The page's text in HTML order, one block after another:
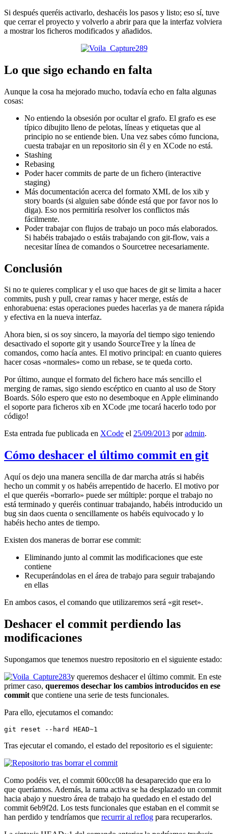
Si después queréis activarlo, deshacéis los pasos y listo; eso sí, tuve
que cerrar el proyecto y volverlo a abrir para que la interfaz volviera
a mostrar los ficheros modificados y añadidos.
Lo que sigo echando en falta
Aunque la cosa ha mejorado mucho, todavía echo en falta algunas
cosas:
No entiendo la obsesión por ocultar el grafo. El grafo es ese
típico dibujito lleno de pelotas, líneas y etiquetas que al
principio no se entiende bien. Una vez sabes cómo funciona,
cuesta trabajar en un repositorio sin él y en XCode no está.
Stashing
Rebasing
Poder hacer commits de parte de un fichero (interactive
staging)
Más documentación acerca del formato XML de los xib y
story boards (si alguien sabe dónde está que por favor nos lo
diga). Eso nos permitiría resolver los conflictos más
fácilmente.
Poder trabajar con flujos de trabajo un poco más elaborados.
Si habéis trabajado o estáis trabajando con git-flow, vais a
necesitar línea de comandos o Sourcetree necesariamente.
Conclusión
Si no te quieres complicar y el uso que haces de git se limita a hacer
commits, push y pull, crear ramas y hacer merge, estás de
enhorabuena: estas operaciones puedes hacerlas ya de manera rápida
y efectiva en la nueva interfaz.
Ahora bien, si os soy sincero, la mayoría del tiempo sigo teniendo
desactivado el soporte git y usando SourceTree y la línea de
comandos, como hacía antes. El motivo principal: en cuanto quieres
hacer cosas «normales» como un rebase, se te queda corto.
Por último, aunque el formato del fichero hace más sencillo el
merging de ramas, sigo siendo escéptico en cuanto al uso de Story
Boards. Sólo espero que esto no desemboque en Apple eliminando
el soporte para ficheros xib en XCode ¡me tocará hacerlo todo por
código!
Esta entrada fue publicada en XCode el 25/09/2013 poradmin.
Cómo deshacer el último commit en git
Aquí os dejo una manera sencilla de dar marcha atrás si habéis
hecho un commit y os habéis arrepentido de hacerlo. El motivo por
el que queréis «borrarlo» puede ser múltiple: porque el trabajo no
está terminado y queréis continuar trabajando, habéis introducido un
bug sin daos cuenta o sencillamente os habéis equivocado y lo
habéis hecho antes de tiempo.
Existen dos maneras de borrar ese commit:
Eliminando junto al commit las modificaciones que este
contiene
Recuperándolas en el área de trabajo para seguir trabajando
en ellas
En ambos casos, el comando que utilizaremos será «git reset».
Deshacer el commit perdiendo las
modificaciones
Supongamos que tenemos nuestro repositorio en el siguiente estado:
y queremos deshacer el último commit. En este
primer caso, queremos desechar los cambios introducidos en ese
commit que contiene una serie de tests funcionales.
Para ello, ejecutamos el comando:
git reset --hard HEAD~1
Tras ejecutar el comando, el estado del repositorio es el siguiente:
Como podéis ver, el commit 600cc08 ha desaparecido que era lo
que queríamos. Además, la rama activa se ha desplazado un commit
hacia abajo y nuestro área de trabajo ha quedado en el estado del
commit 6eb9f2d. Los tests funcionales que estaban en el commit se
han perdido y tendríamos que recurrir al reflog para recuperarlos.